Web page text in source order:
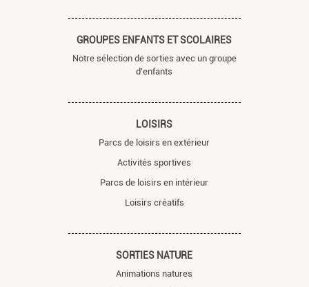
GROUPES ENFANTS ET SCOLAIRES
Notre sélection de sorties avec un groupe
d'enfants
LOISIRS
Parcs de loisirs en extérieur
Activités sportives
Parcs de loisirs en intérieur
Loisirs créatifs
SORTIES NATURE
Animations natures